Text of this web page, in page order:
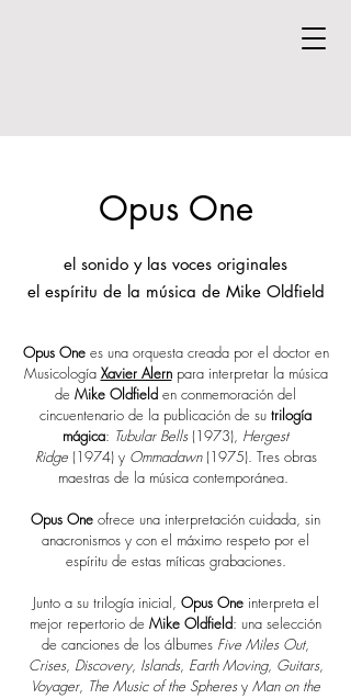
Opus One
el sonido y las voces originales
el espíritu de la música de Mike Oldfield
Opus Onees una orquesta creada por el doctor en
Musicología Xavier Alernpara interpretar la música
de Mike Oldfield en conmemoración del
cincuentenario de la publicación de su trilogía
mágica: Tubular Bells(1973), Hergest
Ridge(1974) y Ommadawn(1975). ​Tres obras
maestras de la música contemporánea.
Opus One ofrece una interpretación cuidada, sin
anacronismos y con el máximo respeto por el
espíritu de estas míticas grabaciones.
Junto a su trilogía inicial, Opus Oneinterpreta el
mejor repertorio de Mike Oldfield: una selección
de canciones de los álbumes Five Miles Out,
Crises, Discovery, Islands, Earth Moving, Guitars,
Voyager, The Music of the Spheresy Man on the